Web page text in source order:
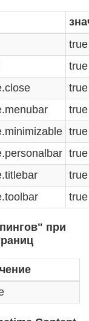
true
true
true
true
true
true
true
true
при